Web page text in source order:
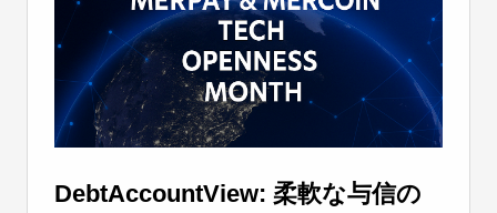
DebtAccountView: 柔軟な与信の